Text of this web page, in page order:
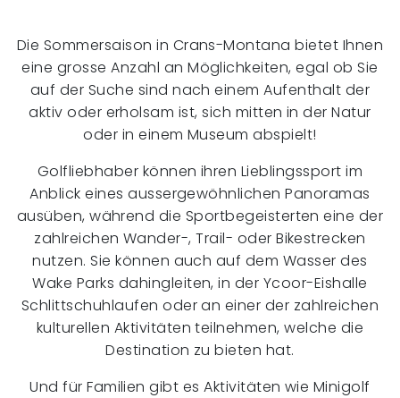
Die Sommersaison in Crans-Montana bietet Ihnen
eine grosse Anzahl an Möglichkeiten, egal ob Sie
auf der Suche sind nach einem Aufenthalt der
aktiv oder erholsam ist, sich mitten in der Natur
oder in einem Museum abspielt!
Golfliebhaber können ihren Lieblingssport im
Anblick eines aussergewöhnlichen Panoramas
ausüben, während die Sportbegeisterten eine der
zahlreichen Wander-, Trail- oder Bikestrecken
nutzen. Sie können auch auf dem Wasser des
Wake Parks dahingleiten, in der Ycoor-Eishalle
Schlittschuhlaufen oder an einer der zahlreichen
kulturellen Aktivitäten teilnehmen, welche die
Destination zu bieten hat.
Und für Familien gibt es Aktivitäten wie Minigolf